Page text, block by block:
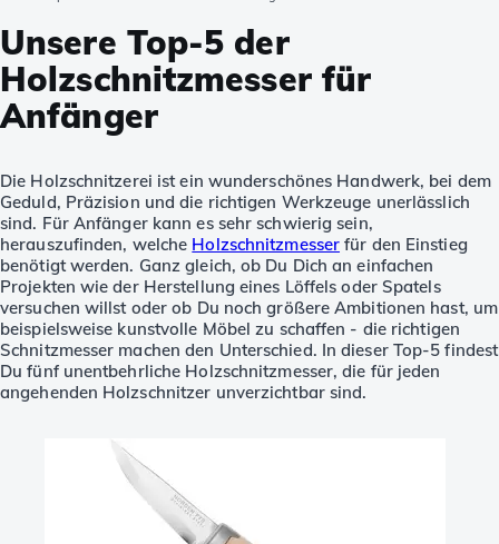
Unsere Top-5 der
Holzschnitzmesser für
Anfänger
Die Holzschnitzerei ist ein wunderschönes Handwerk, bei dem
Geduld, Präzision und die richtigen Werkzeuge unerlässlich
sind. Für Anfänger kann es sehr schwierig sein,
herauszufinden, welche Holzschnitzmesser für den Einstieg
benötigt werden. Ganz gleich, ob Du Dich an einfachen
Projekten wie der Herstellung eines Löffels oder Spatels
versuchen willst oder ob Du noch größere Ambitionen hast, um
beispielsweise kunstvolle Möbel zu schaffen - die richtigen
Schnitzmesser machen den Unterschied. In dieser Top-5 findest
Du fünf unentbehrliche Holzschnitzmesser, die für jeden
angehenden Holzschnitzer unverzichtbar sind.